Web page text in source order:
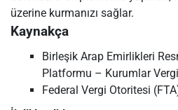
üzerine kurmanızı sağlar.
Kaynakça
Birleşik Arap Emirlikleri
Platformu – Kurumlar
Federal Vergi Otoritesi